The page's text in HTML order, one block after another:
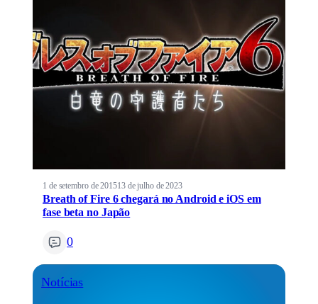
1 de setembro de 201513 de julho de 2023
Breath of Fire 6 chegará no Android e iOS em
fase beta no Japão
0
Notícias